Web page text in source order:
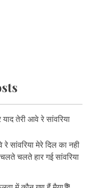
तेरी आवे रे सांवरिया
सांवरिया मेरे दिल का नही
चलते हार गई सांवरिया